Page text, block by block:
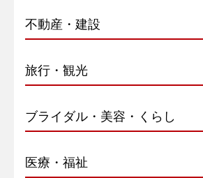
不動産・建設
旅行・観光
ブライダル・美容・くらし
医療・福祉